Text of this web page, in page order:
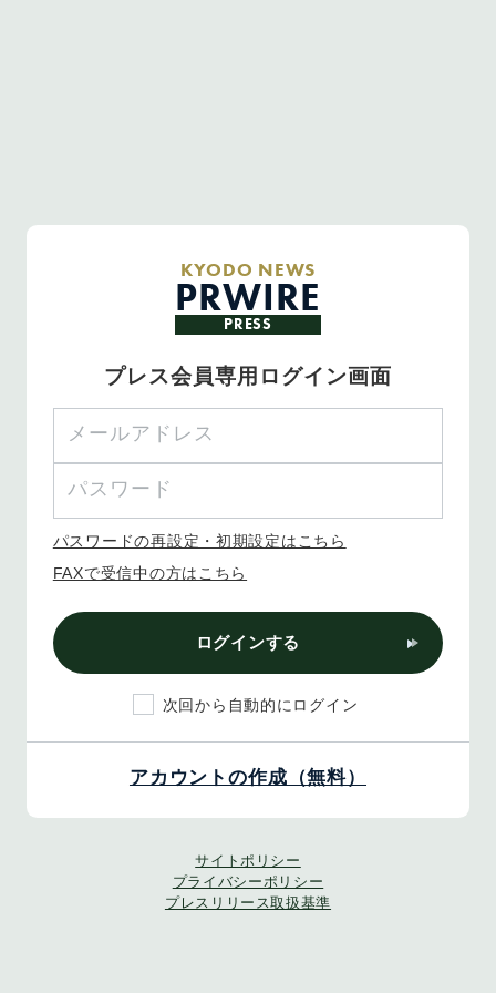
KYODO NEWS
PRWIRE
PRESS
プレス会員専用ログイン画面
パスワードの再設定・初期設定はこちら
FAXで受信中の方はこちら
ログインする
次回から自動的にログイン
アカウントの作成（無料）
サイトポリシー
プライバシーポリシー
プレスリリース取扱基準